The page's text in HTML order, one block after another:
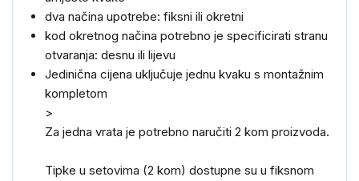
dva načina upotrebe: fiksni ili okretni
kod okretnog načina potrebno je specificirati stranu
otvaranja: desnu ili lijevu
Jedinična cijena uključuje jednu kvaku s montažnim
kompletom
>
Za jedna vrata je potrebno naručiti 2 kom proizvoda.
Tipke u setovima (2 kom) dostupne su u fiksnom